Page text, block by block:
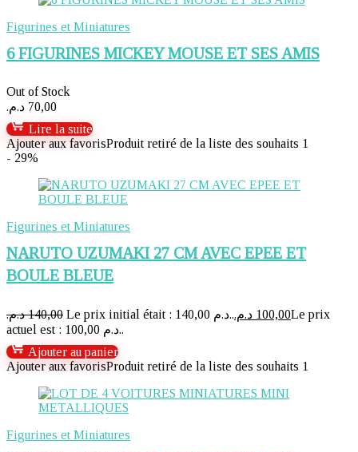
Figurines et Miniatures
6 FIGURINES MICKEY MOUSE ET SES AMIS
Out of Stock
70,00 د.م.
Lire la suite
Ajouter aux favorisProduit retiré de la liste des souhaits 1
- 29%
Figurines et Miniatures
NARUTO UZUMAKI 27 CM AVEC EPEE ET
BOULE BLEUE
140,00 د.م. Le prix initial était : 140,00 د.م.. 100,00 د.م.
Le prix
actuel est : 100,00 د.م..
Ajouter au panier
Ajouter aux favorisProduit retiré de la liste des souhaits 1
Figurines et Miniatures